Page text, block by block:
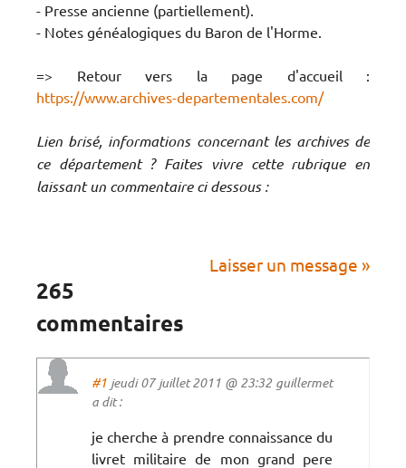
- Presse ancienne (partiellement).
- Notes généalogiques du Baron de l'Horme.
=> Retour vers la page d'accueil :
https://www.archives-departementales.com/
Lien brisé, informations concernant les archives de
ce département ? Faites vivre cette rubrique en
laissant un commentaire ci dessous :
Laisser un message »
265
commentaires
#1 jeudi 07 juillet 2011 @ 23:32 guillermet
a dit :
je cherche à prendre connaissance du
livret militaire de mon grand pere